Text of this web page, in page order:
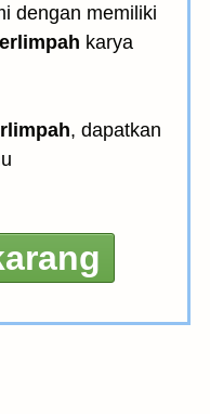
dengan memiliki
karya
, dapatkan